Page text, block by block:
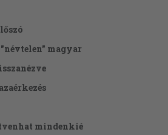
magyar
mindenkié